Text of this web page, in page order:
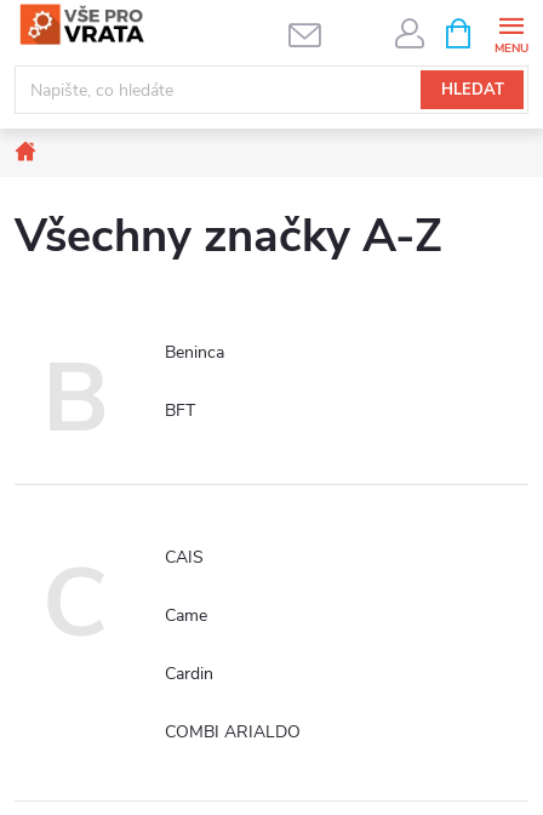
Přejít
obsah
HLEDAT
NÁKUPNÍ
KOŠÍK
Všechny značky A-Z
B Beninca
BFT
C CAIS
Came
Cardin
COMBI ARIALDO